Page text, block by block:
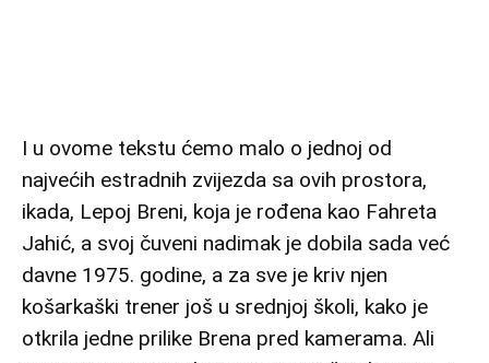
I u ovome tekstu ćemo malo o jednoj od
najvećih estradnih zvijezda sa ovih prostora,
ikada, Lepoj Breni, koja je rođena kao Fahreta
Jahić, a svoj čuveni nadimak je dobila sada već
davne 1975. godine, a za sve je kriv njen
košarkaški trener još u srednjoj školi, kako je
otkrila jedne prilike Brena pred kamerama. Ali